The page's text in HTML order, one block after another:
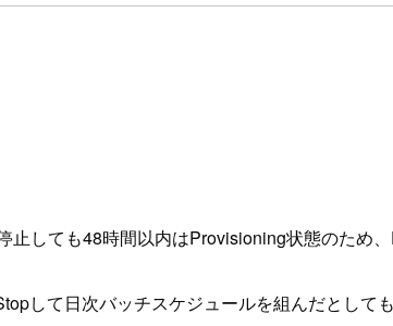
しても48時間以内はProvisioning状態のため
して日次バッチスケジュールを組んだとし